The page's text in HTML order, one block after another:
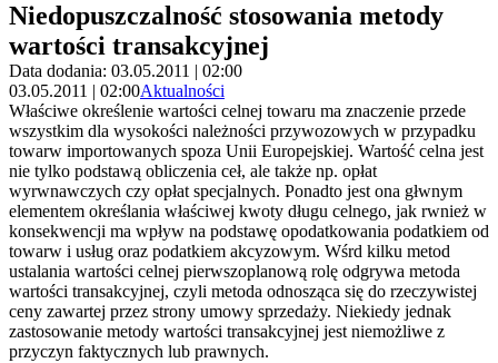
Niedopuszczalność stosowania metody
wartości transakcyjnej
Data dodania: 03.05.2011 | 02:00
03.05.2011 | 02:00Aktualności
Właściwe określenie wartości celnej towaru ma znaczenie przede
wszystkim dla wysokości należności przywozowych w przypadku
towarw importowanych spoza Unii Europejskiej. Wartość celna jest
nie tylko podstawą obliczenia ceł, ale także np. opłat
wyrwnawczych czy opłat specjalnych. Ponadto jest ona głwnym
elementem określania właściwej kwoty długu celnego, jak rwnież w
konsekwencji ma wpływ na podstawę opodatkowania podatkiem od
towarw i usług oraz podatkiem akcyzowym. Wśrd kilku metod
ustalania wartości celnej pierwszoplanową rolę odgrywa metoda
wartości transakcyjnej, czyli metoda odnosząca się do rzeczywistej
ceny zawartej przez strony umowy sprzedaży. Niekiedy jednak
zastosowanie metody wartości transakcyjnej jest niemożliwe z
przyczyn faktycznych lub prawnych.